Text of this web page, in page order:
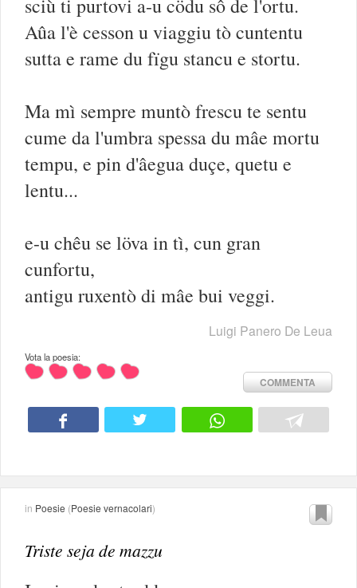
sciù ti purtovi a-u cödu sô de l'ortu.
Aûa l'è cesson u viaggiu tò cuntentu
sutta e rame du fïgu stancu e stortu.
Ma mì sempre muntò frescu te sentu
cume da l'umbra spessa du mâe mortu
tempu, e pin d'âegua duçe, quetu e
lentu...
e-u chêu se löva in tì, cun gran
cunfortu,
antigu ruxentò di mâe bui veggi.
Luigi Panero De Leua
Vota la poesia:
COMMENTA
in Poesie (Poesie vernacolari)
Triste seja de mazzu